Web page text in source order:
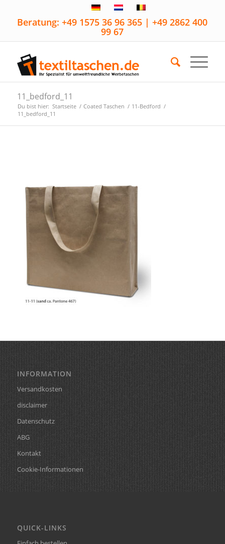
Beratung: +49 1575 36 96 365 | +49 2862 400
99 67
11_bedford_11
Du bist hier: Startseite / Coated Taschen / 11-Bedford /
11_bedford_11
INFORMATION
Versandkosten
disclaimer
Datenschutz
ABG
Kontakt
Cookie-Informationen
QUICK-LINKS